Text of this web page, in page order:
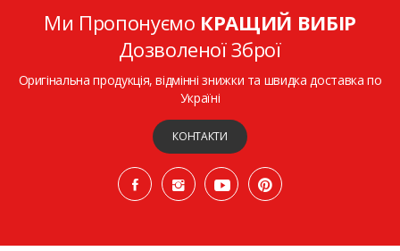
Ми Пропонуємо КРАЩИЙ ВИБІР
Дозволеної Зброї
Оригінальна продукція, відмінні знижки та швидка доставка по
Україні
КОНТАКТИ